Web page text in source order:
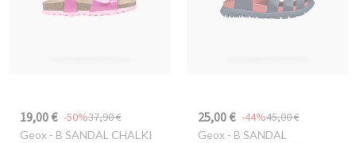
19,00 € 37,90 €
-50%
Geox- B SANDAL CHALKI
25,00 € 45,00 €
-44%
Geox- B SANDAL